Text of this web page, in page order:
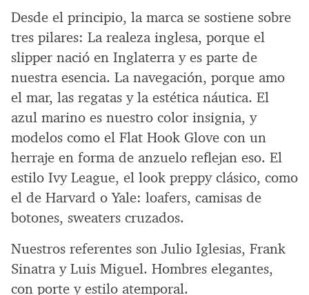
Desde el principio, la marca se sostiene sobre
tres pilares: La realeza inglesa, porque el
slipper nació en Inglaterra y es parte de
nuestra esencia. La navegación, porque amo
el mar, las regatas y la estética náutica. El
azul marino es nuestro color insignia, y
modelos como el Flat Hook Glove con un
herraje en forma de anzuelo reflejan eso. El
estilo Ivy League, el look preppy clásico, como
el de Harvard o Yale: loafers, camisas de
botones, sweaters cruzados.
Nuestros referentes son Julio Iglesias, Frank
Sinatra y Luis Miguel. Hombres elegantes,
con porte y estilo atemporal.